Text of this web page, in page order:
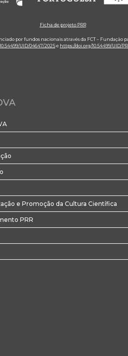
Ficha de projeto PRR
por fundos nacionais através da FCT – Fundação
UID/04647/2025e https://doi.org/10.54499/UID/
e Promoção da Cultura Científica
PRR